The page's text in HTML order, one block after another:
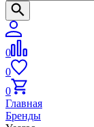
0
0
0
Главная
Бренды